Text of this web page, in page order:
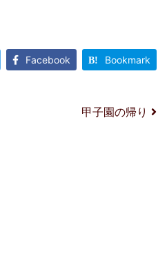
Facebook Bookmark
ョン 甲子園の帰り